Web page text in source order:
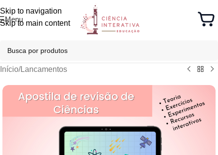
Skip to navigation
Skip to main content
Menu
Início/Lancamentos